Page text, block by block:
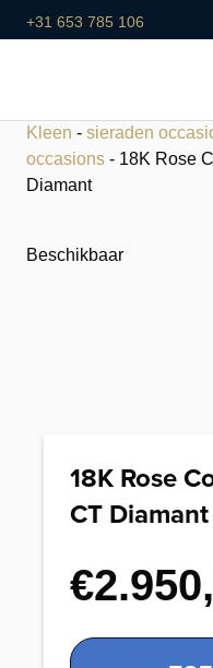
+31 653 785 106
Kleen - sieraden
occasions - 18K Rose
Diamant
Beschikbaar
18K Rose
CT Diamant
€
18K